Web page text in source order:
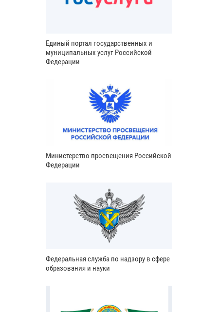
Единый портал государственных и
муниципальных услуг Российской
Федерации
Министерство просвещения Российской
Федерации
Федеральная служба по надзору в сфере
образования и науки